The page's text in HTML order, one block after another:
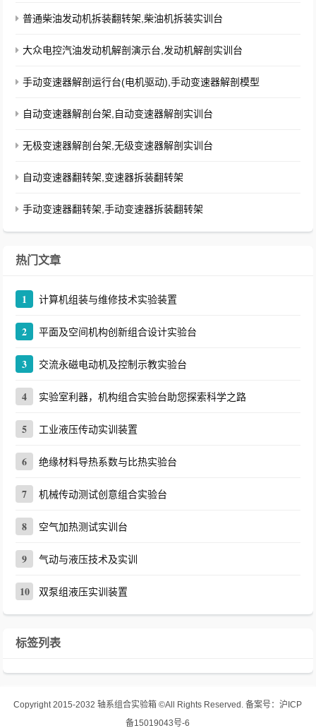
普通柴油发动机拆装翻转架,柴油机拆装实训台
大众电控汽油发动机解剖演示台,发动机解剖实训台
手动变速器解剖运行台(电机驱动),手动变速器解剖模型
自动变速器解剖台架,自动变速器解剖实训台
无极变速器解剖台架,无级变速器解剖实训台
自动变速器翻转架,变速器拆装翻转架
手动变速器翻转架,手动变速器拆装翻转架
热门文章
1 计算机组装与维修技术实验装置
2 平面及空间机构创新组合设计实验台
3 交流永磁电动机及控制示教实验台
4 实验室利器，机构组合实验台助您探索科学之路
5 工业液压传动实训装置
6 绝缘材料导热系数与比热实验台
7 机械传动测试创意组合实验台
8 空气加热测试实训台
9 气动与液压技术及实训
10 双泵组液压实训装置
标签列表
Copyright 2015-2032轴系组合实验箱 ©All Rights Reserved. 备案号：沪ICP
备15019043号-6